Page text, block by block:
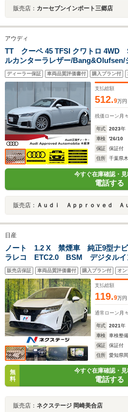
販売店： カーセブンインポート三郷店
アウディ
TT クーペ 45 TFSI クワトロ 4WD
ルカンターラレザー/Bang&Olufsen/
ドアシスト/マトリクスLEDヘッドラ
ルシフト/クルーズコントロール/
ディーラー保証 車両品質評価書付 購入プラン付
支払総額
512.9万円
残価ローン 月々
年式 2023年
車検
'26/10
保証
保証付
住所
千葉県
今すぐ在庫確認・
電話する
販売店： Ａｕｄｉ Ａｐｐｒｏｖｅｄ Ａｕ
日産
ノート 1.2 X 禁煙車 純正9型ナ
ラレコ ETC2.0 BSM デジタルイ
パイロット Bluetooth再生 純正16
ージェンシーブレーキ コーナーセ
販売店保証 車両品質評価書付 購入プラン付 オ
支払総額
119.9万円
通常ローン 月々
年式 2021年
車検
車検整
保証
保証付
住所
愛知県
無
料
今すぐ在庫確認・
電話する
販売店： ネクステージ 岡崎美合店